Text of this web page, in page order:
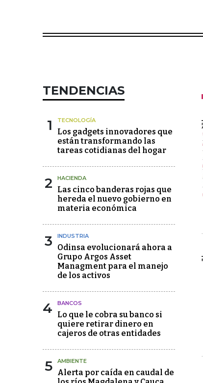
TENDENCIAS
1 TECNOLOGÍA
Los gadgets innovadores que
están transformando las
tareas cotidianas del hogar
2 HACIENDA
Las cinco banderas rojas que
hereda el nuevo gobierno en
materia económica
3 INDUSTRIA
Odinsa evolucionará ahora a
Grupo Argos Asset
Managment para el manejo
de los activos
4 BANCOS
Lo que le cobra su banco si
quiere retirar dinero en
cajeros de otras entidades
5 AMBIENTE
Alerta por caída en caudal de